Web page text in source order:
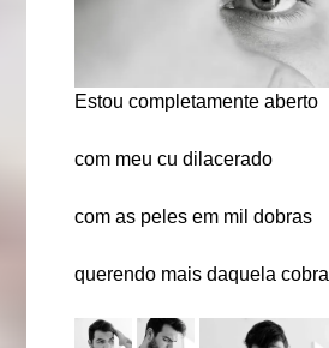
Estou completamente aberto
com meu cu dilacerado
com as peles em mil dobras
querendo mais daquela cobra